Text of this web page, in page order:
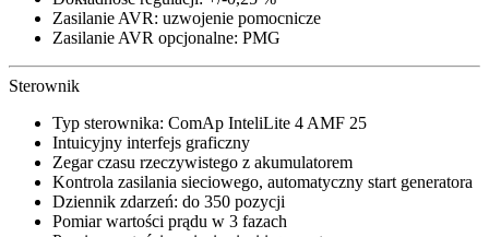
Zasilanie AVR: uzwojenie pomocnicze
Zasilanie AVR opcjonalne: PMG
Sterownik
Typ sterownika: ComAp InteliLite 4 AMF 25
Intuicyjny interfejs graficzny
Zegar czasu rzeczywistego z akumulatorem
Kontrola zasilania sieciowego, automatyczny start generatora
Dziennik zdarzeń: do 350 pozycji
Pomiar wartości prądu w 3 fazach